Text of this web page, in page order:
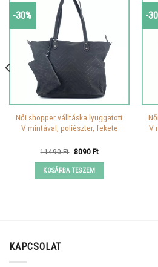
-30%
Női shopper válltáska lyuggatott
V mintával, poliészter, fekete
11490Ft Original
was:
11490 Ft.
8090FtCurrent
KOSÁRBA TESZEM
-
V
KAPCSOLAT